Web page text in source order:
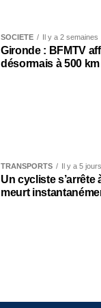
SOCIÉTÉ Il y a 2 semaines
Gironde : BFMTV
désormais à 500
TRANSPORTS Il y a 5 jours
Un cycliste s’arrête
meurt